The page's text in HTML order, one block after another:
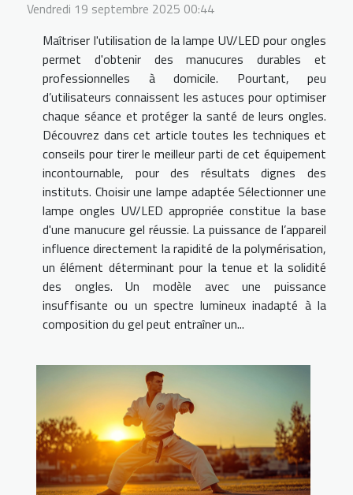
Vendredi 19 septembre 2025 00:44
Maîtriser l'utilisation de la lampe UV/LED pour ongles
permet d'obtenir des manucures durables et
professionnelles à domicile. Pourtant, peu
d’utilisateurs connaissent les astuces pour optimiser
chaque séance et protéger la santé de leurs ongles.
Découvrez dans cet article toutes les techniques et
conseils pour tirer le meilleur parti de cet équipement
incontournable, pour des résultats dignes des
instituts. Choisir une lampe adaptée Sélectionner une
lampe ongles UV/LED appropriée constitue la base
d'une manucure gel réussie. La puissance de l’appareil
influence directement la rapidité de la polymérisation,
un élément déterminant pour la tenue et la solidité
des ongles. Un modèle avec une puissance
insuffisante ou un spectre lumineux inadapté à la
composition du gel peut entraîner un...